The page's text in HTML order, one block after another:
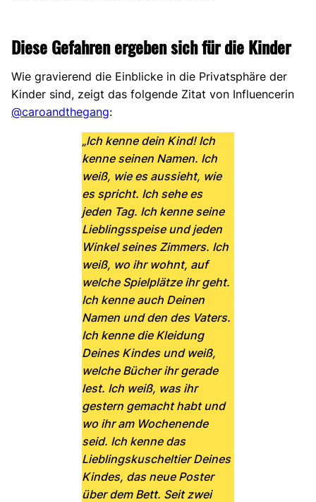
Diese Gefahren ergeben sich für die Kinder
Wie gravierend die Einblicke in die Privatsphäre der
Kinder sind, zeigt das folgende Zitat von Influencerin
@caroandthegang:
„Ich kenne dein Kind! Ich
kenne seinen Namen. Ich
weiß, wie es aussieht, wie
es spricht. Ich sehe es
jeden Tag. Ich kenne seine
Lieblingsspeise und jeden
Winkel seines Zimmers. Ich
weiß, wo ihr wohnt, auf
welche Spielplätze ihr geht.
Ich kenne auch Deinen
Namen und den des Vaters.
Ich kenne die Kleidung
Deines Kindes und weiß,
welche Bücher ihr gerade
lest. Ich weiß, was ihr
gestern gemacht habt und
wo ihr am Wochenende
seid. Ich kenne das
Lieblingskuscheltier Deines
Kindes, das neue Poster
über dem Bett. Seit zwei